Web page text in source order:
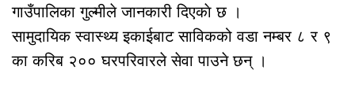
गाउँपालिका गुल्मीले जानकारी दिएकाे छ ।
सामुदायिक स्वास्थ्य इकाईबाट साविकको वडा नम्बर ८ र ९
का करिब २०० घरपरिवारले सेवा पाउने छन् ।